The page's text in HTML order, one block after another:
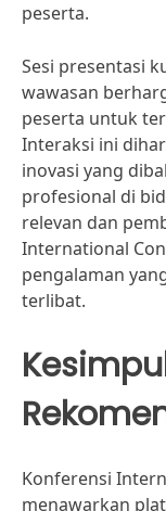
peserta.
Sesi presentasi
wawasan
peserta untuk
Interaksi ini
inovasi yang
profesional di
relevan dan
International
pengalaman
terlibat.
Konferensi
menawarkan